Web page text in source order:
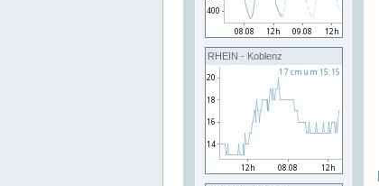
RHEIN - Koblenz